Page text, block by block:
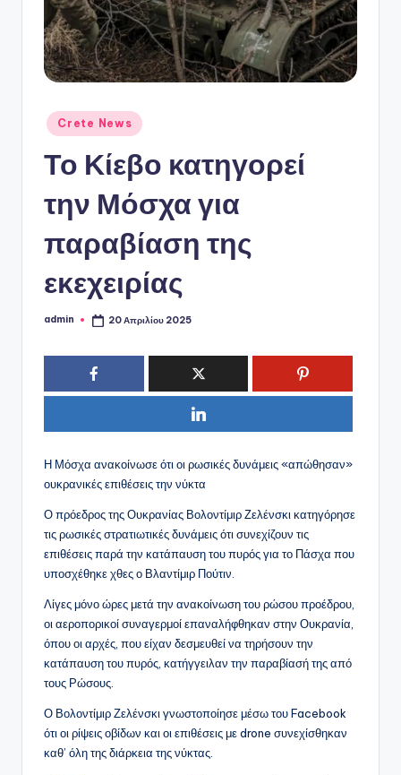
P
o
Αναρτήθηκε
σε
Crete News
Το Κίεβο κατηγορεί
την Μόσχα για
παραβίαση της
εκεχειρίας
Συγγραφέας:
admin 20 Απριλίου 2025
Η Μόσχα ανακοίνωσε ότι οι ρωσικές δυνάμεις «απώθησαν»
ουκρανικές επιθέσεις την νύκτα
Ο πρόεδρος της Ουκρανίας Βολοντίμιρ Ζελένσκι κατηγόρησε
τις ρωσικές στρατιωτικές δυνάμεις ότι συνεχίζουν τις
επιθέσεις παρά την κατάπαυση του πυρός για το Πάσχα που
υποσχέθηκε χθες ο Βλαντίμιρ Πούτιν.
Λίγες μόνο ώρες μετά την ανακοίνωση του ρώσου προέδρου,
οι αεροπορικοί συναγερμοί επαναλήφθηκαν στην Ουκρανία,
όπου οι αρχές, που είχαν δεσμευθεί να τηρήσουν την
κατάπαυση του πυρός, κατήγγειλαν την παραβίασή της από
τους Ρώσους.
Ο Βολοντίμιρ Ζελένσκι γνωστοποίησε μέσω του Facebook
ότι οι ρίψεις οβίδων και οι επιθέσεις με drone συνεχίσθηκαν
καθ’ όλη της διάρκεια της νύκτας.